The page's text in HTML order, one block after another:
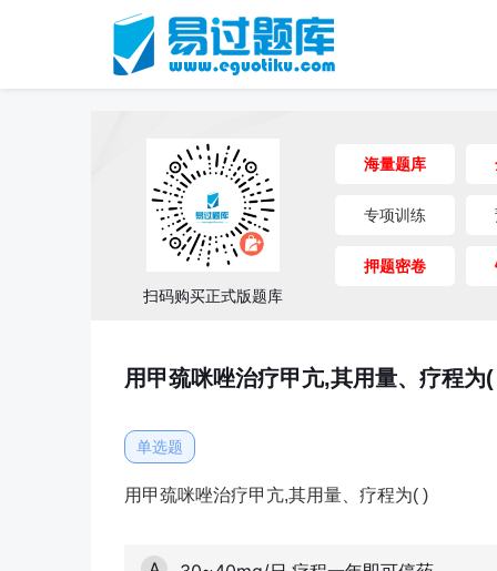
扫码购买正式版题库
海量题库
专项训练
押题密卷
用甲巯咪唑治疗甲亢,其用量、疗程为
单选题
用甲巯咪唑治疗甲亢,其用量、疗程为( )